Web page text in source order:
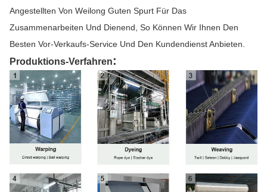
Angestellten Von Weilong Guten Spurt Für Das
Zusammenarbeiten Und Dienend, So Können Wir Ihnen Den
Besten Vor-Verkaufs-Service Und Den Kundendienst Anbieten.
Produktions-Verfahren: